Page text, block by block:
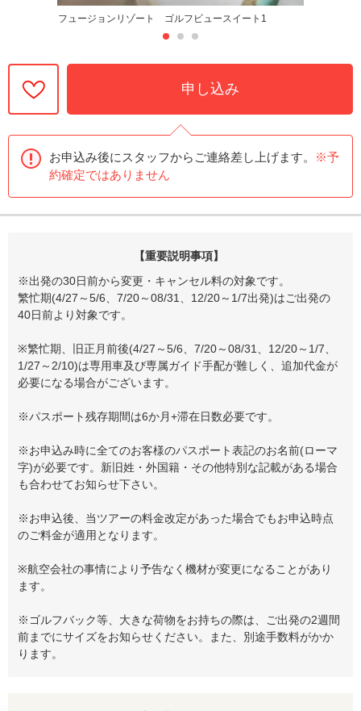
フュージョンリゾート ゴルフビュースイート1
申し込み
お申込み後にスタッフからご連絡差し上げます。
※予
約確定ではありません
【重要説明事項】
※出発の30日前から変更・キャンセル料の対象です。
繁忙期(4/27～5/6、7/20～08/31、12/20～1/7出発)はご出発の
40日前より対象です。
※繁忙期、旧正月前後(4/27～5/6、7/20～08/31、12/20～1/7、
1/27～2/10)は専用車及び専属ガイド手配が難しく、追加代金が
必要になる場合がございます。
※パスポート残存期間は6か月+滞在日数必要です。
※お申込み時に全てのお客様のパスポート表記のお名前(ローマ
字)が必要です。新旧姓・外国籍・その他特別な記載がある場合
も合わせてお知らせ下さい。
※お申込後、当ツアーの料金改定があった場合でもお申込時点
のご料金が適用となります。
※航空会社の事情により予告なく機材が変更になることがあり
ます。
※ゴルフバック等、大きな荷物をお持ちの際は、ご出発の2週間
前までにサイズをお知らせください。また、別途手数料がかか
ります。